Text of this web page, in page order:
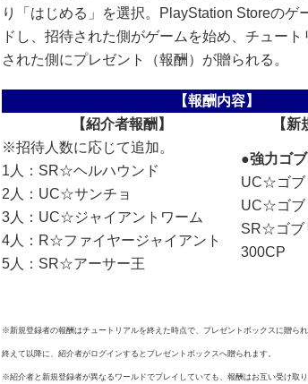
り「はじめる」を選択。PlayStation Storeのゲ
ドし、招待された側がゲームを始め、チュー
された側にプレゼント（報酬）が贈られる。
【報酬内容】
【紹介者報酬】
【新
※招待人数に応じて追加。
1人：SR☆ヘルハウンド
2人：UC☆サンチョ
3人：UC☆ジャイアントワーム
4人：R☆ファイヤージャイアント
5人：SR☆アーサー王
●強力ゴ
UC☆ゴブ
UC☆ゴブ
SR☆ゴブ
300CP
※新規登録者の報酬はチュートリアルを終えた時点で、プレゼントボックスに贈ら
終えて以降に、紹介者がログインするとプレゼントボックスへ贈られます。
※紹介者と新規登録者が異なるワールドでプレイしていても、報酬はお互い受け取り